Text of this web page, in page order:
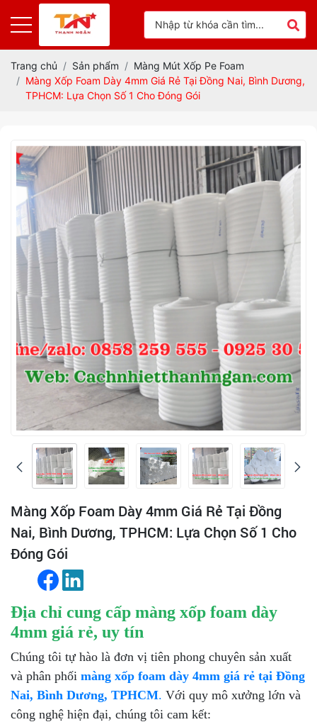
Trang chủ Sản phẩm
Màng Mút Xốp Pe Foam
Màng Xốp Foam Dày 4mm Giá Rẻ Tại Đồng Nai, Bình Dương,
TPHCM: Lựa Chọn Số 1 Cho Đóng Gói
Màng Xốp Foam Dày 4mm Giá Rẻ Tại Đồng
Nai, Bình Dương, TPHCM: Lựa Chọn Số 1 Cho
Đóng Gói
Địa chỉ cung cấp màng xốp foam dày
4mm giá rẻ, uy tín
Chúng tôi tự hào là đơn vị tiên phong chuyên sản xuất
và phân phối màng xốp foam dày 4mm giá rẻ tại Đồng
Nai, Bình Dương, TPHCM. Với quy mô xưởng lớn và
công nghệ hiện đại, chúng tôi cam kết: